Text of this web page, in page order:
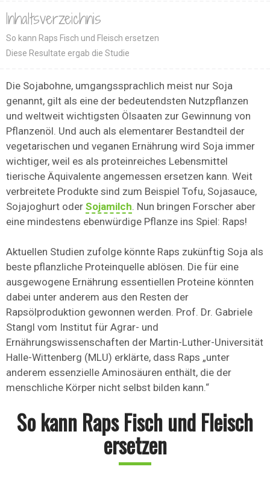
Inhaltsverzeichnis
So kann Raps Fisch und Fleisch ersetzen
Diese Resultate ergab die Studie
Die Sojabohne, umgangssprachlich meist nur Soja
genannt, gilt als eine der bedeutendsten Nutzpflanzen
und weltweit wichtigsten Ölsaaten zur Gewinnung von
Pflanzenöl. Und auch als elementarer Bestandteil der
vegetarischen und veganen Ernährung wird Soja immer
wichtiger, weil es als proteinreiches Lebensmittel
tierische Äquivalente angemessen ersetzen kann. Weit
verbreitete Produkte sind zum Beispiel Tofu, Sojasauce,
Sojajoghurt oder Sojamilch. Nun bringen Forscher aber
eine mindestens ebenwürdige Pflanze ins Spiel: Raps!
Aktuellen Studien zufolge könnte Raps zukünftig Soja als
beste pflanzliche Proteinquelle ablösen. Die für eine
ausgewogene Ernährung essentiellen Proteine könnten
dabei unter anderem aus den Resten der
Rapsölproduktion gewonnen werden. Prof. Dr. Gabriele
Stangl vom Institut für Agrar- und
Ernährungswissenschaften der Martin-Luther-Universität
Halle-Wittenberg (MLU) erklärte, dass Raps „unter
anderem essenzielle Aminosäuren enthält, die der
menschliche Körper nicht selbst bilden kann.“
So kann Raps Fisch und Fleisch
ersetzen